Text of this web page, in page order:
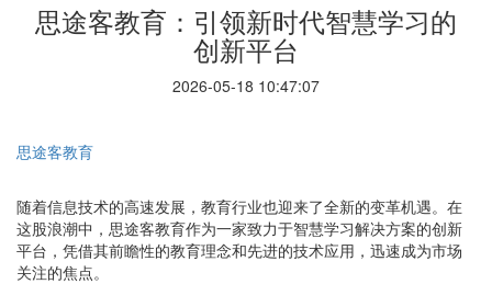
思途客教育：引领新时代智慧学习的
创新平台
2026-05-18 10:47:07
思途客教育
随着信息技术的高速发展，教育行业也迎来了全新的变革机遇。在
这股浪潮中，思途客教育作为一家致力于智慧学习解决方案的创新
平台，凭借其前瞻性的教育理念和先进的技术应用，迅速成为市场
关注的焦点。